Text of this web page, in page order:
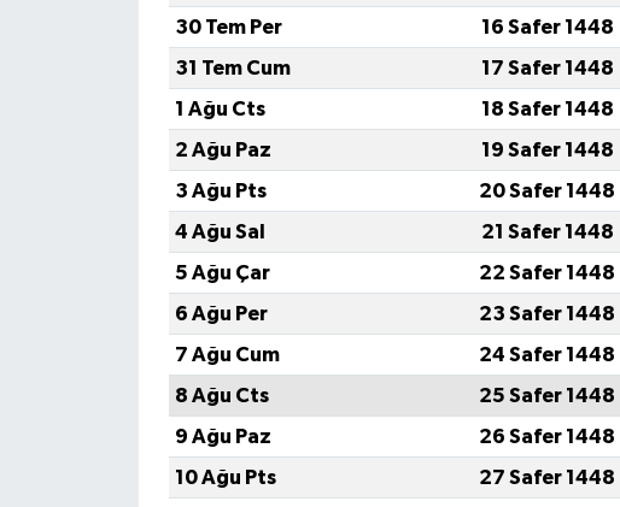
30 Tem Per
16 Safer 1448
31 Tem Cum
17 Safer 1448
1 Ağu Cts
18 Safer 1448
2 Ağu Paz
19 Safer 1448
3 Ağu Pts
20 Safer 1448
4 Ağu Sal
21 Safer 1448
5 Ağu Çar
22 Safer 1448
6 Ağu Per
23 Safer 1448
7 Ağu Cum
24 Safer 1448
8 Ağu Cts
25 Safer 1448
9 Ağu Paz
26 Safer 1448
10 Ağu Pts
27 Safer 1448